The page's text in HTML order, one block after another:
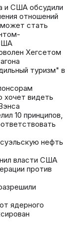
и США обсудили
отношений
стать
Хегсетом
туризм" в
хочет видеть
10 принципов,
нефть
власти США
против
ядерного